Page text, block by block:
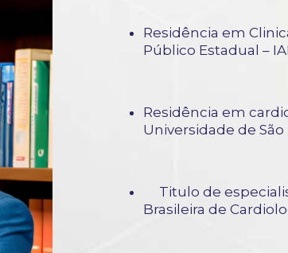
Residência em
Público Estadual –
Residência em
Universidade de São
Titulo de
Brasileira de